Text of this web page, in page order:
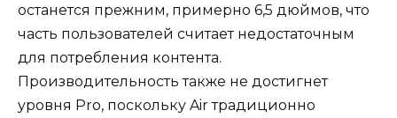
останется прежним, примерно 6,5 дюймов, что
часть пользователей считает недостаточным
для потребления контента.
Производительность также не достигнет
уровня Pro, поскольку Air традиционно